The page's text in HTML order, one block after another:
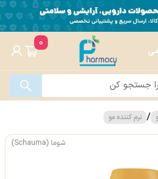
0
/ نرم کننده مو
شوما (Schauma)